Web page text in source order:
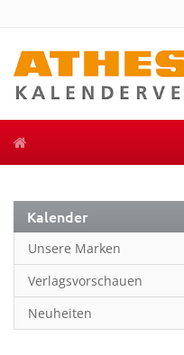
Kalender
Unsere Marken
Verlagsvorschauen
Neuheiten